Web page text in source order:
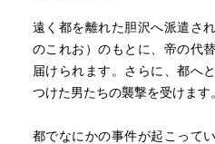
遠く都を離れた胆沢へ派遣さ
のこれお）のもとに、帝の代
届けられます。さらに、都へ
つけた男たちの襲撃を受けます。
都でなにかの事件が起こって